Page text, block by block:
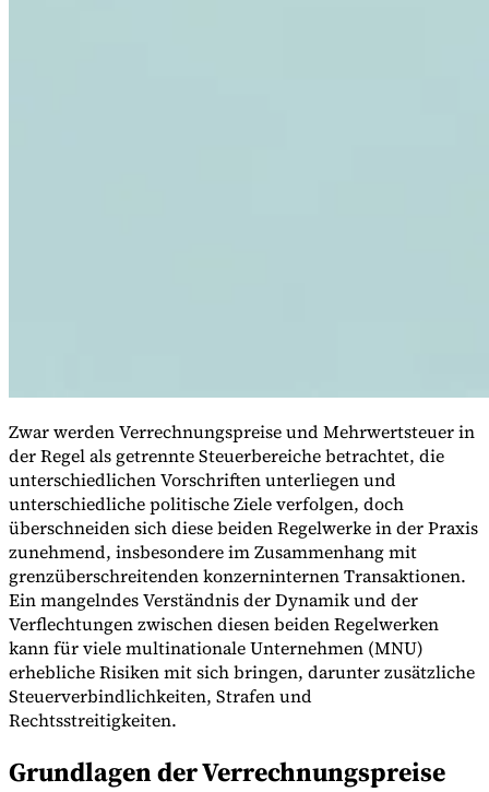
Werkzeuge
VAT-RechnerGST-RechnerVerkaufssteuer-RechnerVAT-
NummernprüferTracker für E-Rechnungs-Mandate
Zwar werden Verrechnungspreise und Mehrwertsteuer in
der Regel als getrennte Steuerbereiche betrachtet, die
unterschiedlichen Vorschriften unterliegen und
unterschiedliche politische Ziele verfolgen, doch
überschneiden sich diese beiden Regelwerke in der Praxis
zunehmend, insbesondere im Zusammenhang mit
grenzüberschreitenden konzerninternen Transaktionen.
Ein mangelndes Verständnis der Dynamik und der
Verflechtungen zwischen diesen beiden Regelwerken
kann für viele multinationale Unternehmen (MNU)
erhebliche Risiken mit sich bringen, darunter zusätzliche
Steuerverbindlichkeiten, Strafen und
Rechtsstreitigkeiten.
Grundlagen der Verrechnungspreise